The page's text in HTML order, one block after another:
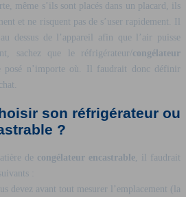
même s’ils sont placés dans un placard, ils
et ne risquent pas de s’user rapidement. Il
dessus de l’appareil afin que l’air puisse
sachez que le réfrigérateur/ congélateur
posé n’importe où. Il faudrait donc définir
son réfrigérateur ou
?
de congélateur encastrable, il faudrait
:
devez avant tout mesurer l’emplacement (la